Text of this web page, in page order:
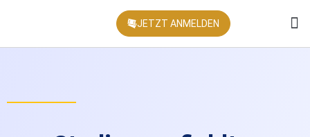
JETZT ANMELDEN